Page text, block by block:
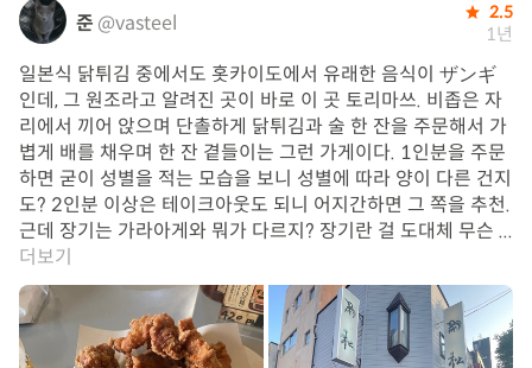
준 @vasteel 2.5
1년
일본식 닭튀김 중에서도 홋카이도에서 유래한 음식이 ザンギ
인데, 그 원조라고 알려진 곳이 바로 이 곳 토리마쓰. 비좁은 자
리에서 끼어 앉으며 단촐하게 닭튀김과 술 한 잔을 주문해서 가
볍게 배를 채우며 한 잔 곁들이는 그런 가게이다. 1인분을 주문
하면 굳이 성별을 적는 모습을 보니 성별에 따라 양이 다른 건지
도? 2인분 이상은 테이크아웃도 되니 어지간하면 그 쪽을 추천.
근데 장기는 가라아게와 뭐가 다르지? 장기란 걸 도대체 무슨 ...
더보기